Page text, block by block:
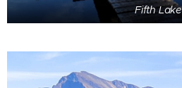
Fifth Lake